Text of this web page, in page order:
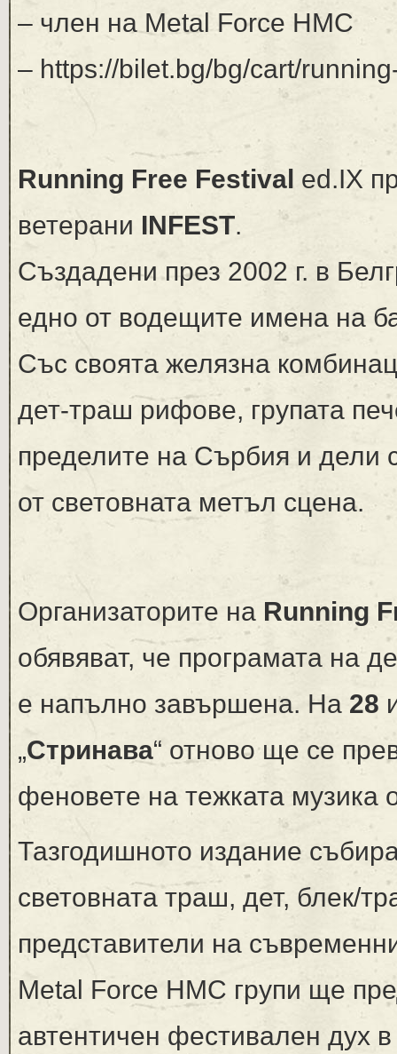
– член на Metal Force HMC
– https://bilet.bg/bg/cart/
Running Free Festival ed.IX
ветерани INFEST.
Създадени през 2002 г. в
едно от водещите имена на
Със своята желязна
дет-траш рифове, групата
пределите на Сърбия и дели
от световната метъл сцена.
Организаторите на Running
обявяват, че програмата на
е напълно завършена. На 28
„Стринава“ отново ще се
феновете на тежката музика
Тазгодишното издание
световната траш, дет, блек/
представители на
Metal Force HMC групи ще
автентичен фестивален дух